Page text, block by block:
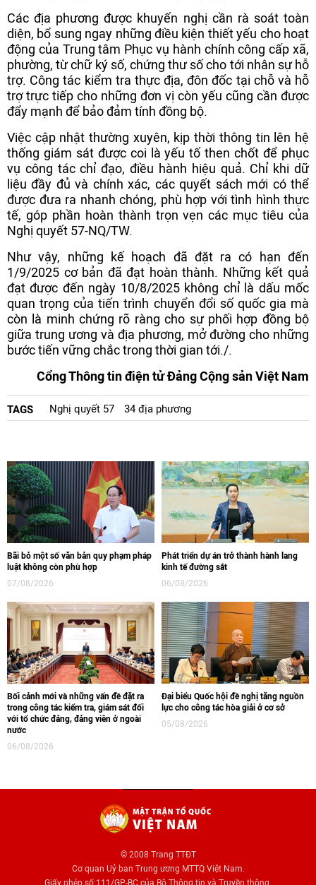
Các địa phương được khuyến nghị cần rà soát toàn
diện, bổ sung ngay những điều kiện thiết yếu cho hoạt
động của Trung tâm Phục vụ hành chính công cấp xã,
phường, từ chữ ký số, chứng thư số cho tới nhân sự hỗ
trợ. Công tác kiểm tra thực địa, đôn đốc tại chỗ và hỗ
trợ trực tiếp cho những đơn vị còn yếu cũng cần được
đẩy mạnh để bảo đảm tính đồng bộ.
Việc cập nhật thường xuyên, kịp thời thông tin lên hệ
thống giám sát được coi là yếu tố then chốt để phục
vụ công tác chỉ đạo, điều hành hiệu quả. Chỉ khi dữ
liệu đầy đủ và chính xác, các quyết sách mới có thể
được đưa ra nhanh chóng, phù hợp với tình hình thực
tế, góp phần hoàn thành trọn vẹn các mục tiêu của
Nghị quyết 57-NQ/TW.
Như vậy, những kế hoạch đã đặt ra có hạn đến
1/9/2025 cơ bản đã đạt hoàn thành. Những kết quả
đạt được đến ngày 10/8/2025 không chỉ là dấu mốc
quan trọng của tiến trình chuyển đổi số quốc gia mà
còn là minh chứng rõ ràng cho sự phối hợp đồng bộ
giữa trung ương và địa phương, mở đường cho những
bước tiến vững chắc trong thời gian tới./.
Cổng Thông tin điện tử Đảng Cộng sản Việt Nam
TAGS Nghị quyết 57 34 địa phương
Bãi bỏ một số văn bản quy phạm pháp
luật không còn phù hợp
07/08/2026
Phát triển dự án trở thành hành lang
kinh tế đường sắt
06/08/2026
Bối cảnh mới và những vấn đề đặt ra
trong công tác kiểm tra, giám sát đối
với tổ chức đảng, đảng viên ở ngoài
nước
06/08/2026
Đại biểu Quốc hội đề nghị tăng nguồn
lực cho công tác hòa giải ở cơ sở
05/08/2026
© 2008 Trang TTĐT
Cơ quan Uỷ ban Trung ương MTTQ Việt Nam.
Giấy phép số:111/GP-BC của Bộ Thông tin và Truyền thông.